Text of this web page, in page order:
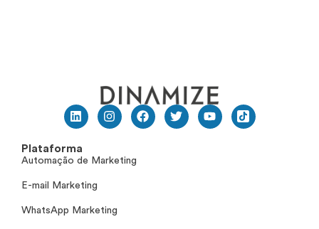
Plataforma
Automação de Marketing
E-mail Marketing
WhatsApp Marketing